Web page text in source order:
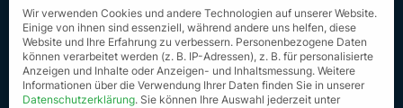
Nachhaltigkeit
Seit Sitemap
© Alle Rechte vorbehalten 2023
Wir verwenden Cookies und andere Technologien auf unserer Website.
Einige von ihnen sind essenziell, während andere uns helfen, diese
Website und Ihre Erfahrung zu verbessern. Personenbezogene Daten
können verarbeitet werden (z. B. IP-Adressen), z. B. für personalisierte
Anzeigen und Inhalte oder Anzeigen- und Inhaltsmessung. Weitere
Informationen über die Verwendung Ihrer Daten finden Sie in unserer
Datenschutzerklärung. Sie können Ihre Auswahl jederzeit unter